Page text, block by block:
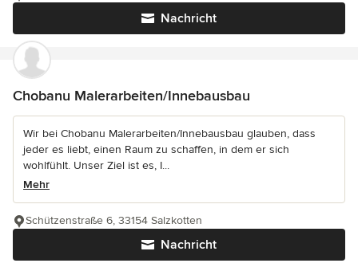
Nachricht
Chobanu Malerarbeiten/Innebausbau
Wir bei Chobanu Malerarbeiten/Innebausbau glauben, dass
jeder es liebt, einen Raum zu schaffen, in dem er sich
wohlfühlt. Unser Ziel ist es, I...
Mehr
Nachricht
Schützenstraße 6, 33154 Salzkotten